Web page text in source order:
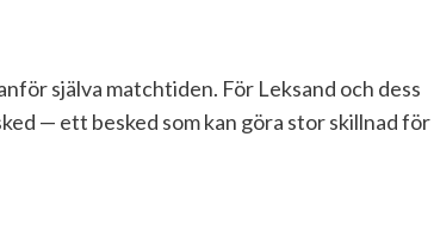
själva matchtiden. För Leksand och dess
— ett besked som kan göra stor skillnad för